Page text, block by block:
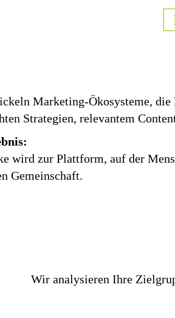
Marketing-Ökosysteme, die
Strategien, relevantem
wird zur Plattform, auf der
Gemeinschaft.
Wir analysieren Ihre